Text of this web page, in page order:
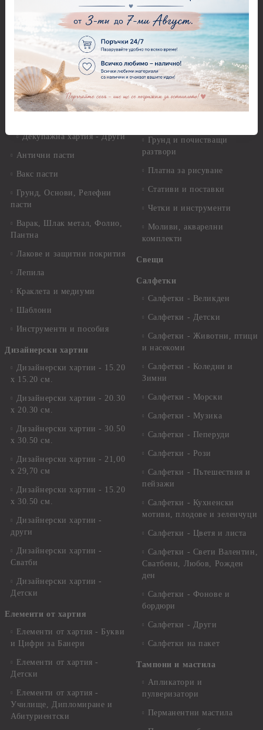
Оризова декупажна
хартия А4 - Alchemy of Art -
25-30 гр.
Оризова декупажна хартия
А4 - Itd. Collection - 25-30
гр.
Фина оризова декупажна
хартия Stamperia - 21 х
Декупажна хартия - Други
Антични пасти
Вакс пасти
Грунд, Основи, Релефни
пасти
Варак, Шлак метал, Фолио,
Пантна
Лакове и защитни покрития
Лепила
Краклета и медиуми
Шаблони
Инструменти и пособия
Дизайнерски хартии
Дизайнерски хартии - 15.20
х 15.20 см.
Дизайнерски хартии - 20.30
х 20.30 см.
Дизайнерски хартии - 30.50
х 30.50 см.
Дизайнерски хартии - 21,00
х 29,70 см
Дизайнерски хартии - 15.20
x 30.50 см.
Дизайнерски хартии -
други
Дизайнерски хартии -
Сватби
Дизайнерски хартии -
Детски
Елементи от хартия
Елементи от хартия - Букви
и Цифри за Банери
Елементи от хартия -
Детски
Елементи от хартия -
Училище, Дипломиране и
Абитуриентски
Перфоратори - Цветя, листа
и клонки
Перфоратори - Детски
Перфоратори - Животни
Перфоратори - Коледни и
Зимни
Грунд и почистващи
разтвори
Платна за рисуване
Стативи и поставки
Четки и инструменти
Моливи, акварелни
комплекти
Свещи
Салфетки
Салфетки - Великден
Салфетки - Детски
Салфетки - Животни, птици
и насекоми
Салфетки - Коледни и
Зимни
Салфетки - Морски
Салфетки - Музика
Салфетки - Пеперуди
Салфетки - Рози
Салфетки - Пътешествия и
пейзажи
Салфетки - Кухненски
мотиви, плодове и зеленчуци
Салфетки - Цветя и листа
Салфетки - Свети Валентин,
Сватбени, Любов, Рожден
ден
Салфетки - Фонове и
бордюри
Салфетки - Други
Салфетки на пакет
Тампони и мастила
Апликатори и
пулверизатори
Перманентни мастила